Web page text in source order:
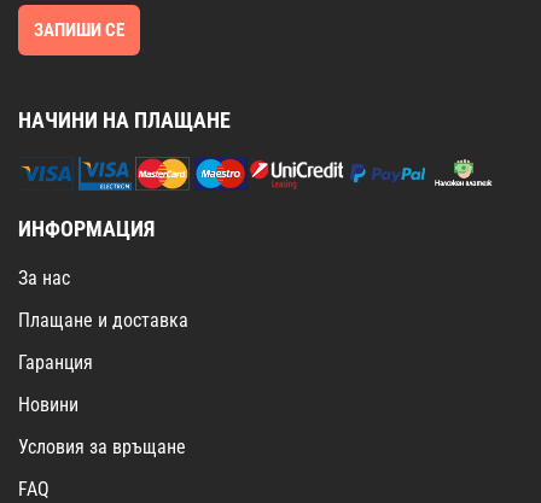
ЗАПИШИ СЕ
НАЧИНИ НА ПЛАЩАНЕ
ИНФОРМАЦИЯ
За нас
Плащане и доставка
Гаранция
Новини
Условия за връщане
FAQ